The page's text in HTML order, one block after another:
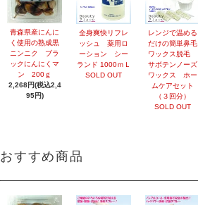
青森県産にんに
く使用の熟成黒
ニンニク ブラ
ックにんにくマ
ン 200ｇ
2,268円(税込2,4
95円)
全身爽快リフレ
ッシュ 薬用ロ
ーション シー
ランド 1000ｍＬ
SOLD OUT
レンジで温める
だけの簡単鼻毛
ワックス脱毛
サボテンノーズ
ワックス ホー
ムケアセット
（３回分）
SOLD OUT
おすすめ商品